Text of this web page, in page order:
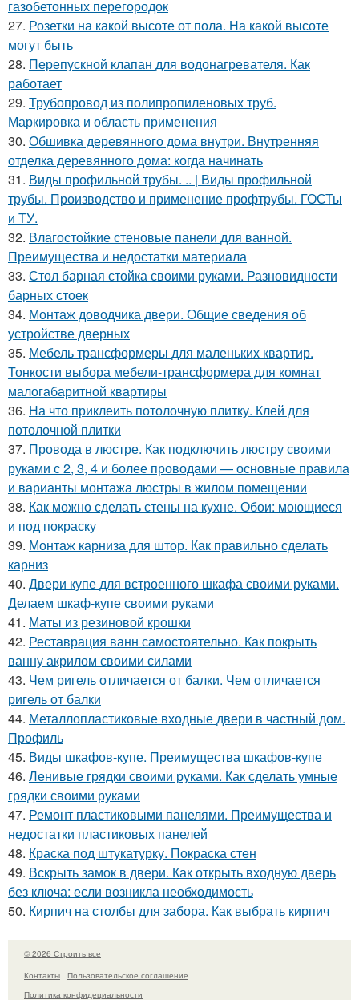
газобетонных перегородок
27. Розетки на какой высоте от пола. На какой высоте
могут быть
28. Перепускной клапан для водонагревателя. Как
работает
29. Трубопровод из полипропиленовых труб.
Маркировка и область применения
30. Обшивка деревянного дома внутри. Внутренняя
отделка деревянного дома: когда начинать
31. Виды профильной трубы. .. | Виды профильной
трубы. Производство и применение профтрубы. ГОСТы
и ТУ.
32. Влагостойкие стеновые панели для ванной.
Преимущества и недостатки материала
33. Стол барная стойка своими руками. Разновидности
барных стоек
34. Монтаж доводчика двери. Общие сведения об
устройстве дверных
35. Мебель трансформеры для маленьких квартир.
Тонкости выбора мебели-трансформера для комнат
малогабаритной квартиры
36. На что приклеить потолочную плитку. Клей для
потолочной плитки
37. Провода в люстре. Как подключить люстру своими
руками с 2, 3, 4 и более проводами — основные правила
и варианты монтажа люстры в жилом помещении
38. Как можно сделать стены на кухне. Обои: моющиеся
и под покраску
39. Монтаж карниза для штор. Как правильно сделать
карниз
40. Двери купе для встроенного шкафа своими руками.
Делаем шкаф-купе своими руками
41. Маты из резиновой крошки
42. Реставрация ванн самостоятельно. Как покрыть
ванну акрилом своими силами
43. Чем ригель отличается от балки. Чем отличается
ригель от балки
44. Металлопластиковые входные двери в частный дом.
Профиль
45. Виды шкафов-купе. Преимущества шкафов-купе
46. Ленивые грядки своими руками. Как сделать умные
грядки своими руками
47. Ремонт пластиковыми панелями. Преимущества и
недостатки пластиковых панелей
48. Краска под штукатурку. Покраска стен
49. Вскрыть замок в двери. Как открыть входную дверь
без ключа: если возникла необходимость
50. Кирпич на столбы для забора. Как выбрать кирпич
© 2026 Строить все
Контакты
Пользовательское соглашение
Политика конфидециальности